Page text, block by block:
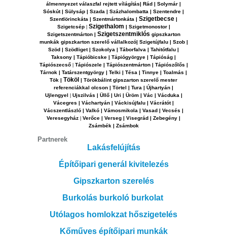
álmennyezet válaszfal rejtett vílágítás| Rád | Solymár |
Sóskút | Sülysáp | Szada | Százhalombatta | Szentendre |
Szentlörinckáta | Szentmártonkáta | Szigetbecse |
Szigetcsép| Szigethalom | Szigetmonostor |
Szigetszentmárton | Szigetszentmiklós gipszkarton
munkák gipszkarton szerelő vállalkozó| Szigetújfalu | Szob |
Szöd | Szödliget | Szokolya | Táborfalva | Tahitótfalu |
Taksony | Tápióbicske | Tápiógyörgye | Tápióság |
Tápiószecső| Tápiószele | Tápiószentmárton | Tápiószőlős |
Tárnok | Tatárszentgyörgy | Telki | Tésa | Tinnye | Toalmás |
Tök | Tököl | Törökbálint gipszarton szerelő mester
referenciákkal olcson | Törtel | Tura | Újhartyán |
Ujlengyel | Ujszilvás | Üllő | Uri | Üröm | Vác | Vácduka |
Vácegres | Váchartyán | Váckisújfalu | Vácrátót |
Vácszentlászló | Valkó | Vámosmikola | Vasad | Vecsés |
Veresegyház | Verőce | Verseg | Visegrád | Zebegény |
Zsámbék | Zsámbok
Partnerek
Lakásfelújítás
Építőipari generál kivitelezés
Gipszkarton szerelés
Burkolás burkoló burkolat
Utólagos homlokzat hőszigetelés
Kőműves építőipari munkák